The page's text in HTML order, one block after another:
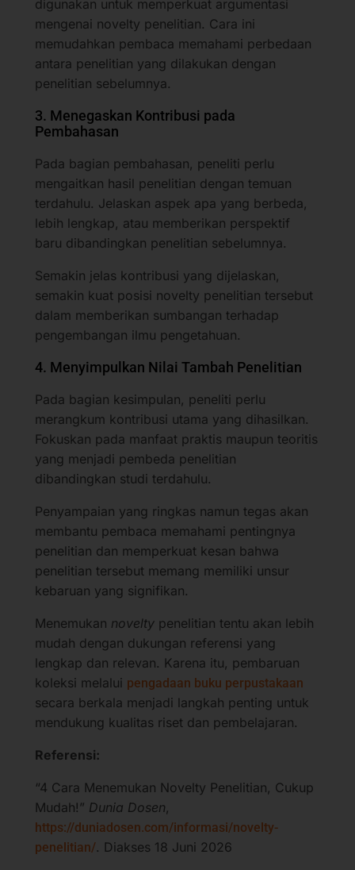
digunakan untuk memperkuat argumentasi
mengenai novelty penelitian. Cara ini
memudahkan pembaca memahami perbedaan
antara penelitian yang dilakukan dengan
penelitian sebelumnya.
3. Menegaskan Kontribusi pada
Pembahasan
Pada bagian pembahasan, peneliti perlu
mengaitkan hasil penelitian dengan temuan
terdahulu. Jelaskan aspek apa yang berbeda,
lebih lengkap, atau memberikan perspektif
baru dibandingkan penelitian sebelumnya.
Semakin jelas kontribusi yang dijelaskan,
semakin kuat posisi novelty penelitian tersebut
dalam memberikan sumbangan terhadap
pengembangan ilmu pengetahuan.
4. Menyimpulkan Nilai Tambah Penelitian
Pada bagian kesimpulan, peneliti perlu
merangkum kontribusi utama yang dihasilkan.
Fokuskan pada manfaat praktis maupun teoritis
yang menjadi pembeda penelitian
dibandingkan studi terdahulu.
Penyampaian yang ringkas namun tegas akan
membantu pembaca memahami pentingnya
penelitian dan memperkuat kesan bahwa
penelitian tersebut memang memiliki unsur
kebaruan yang signifikan.
Menemukan novelty penelitian tentu akan lebih
mudah dengan dukungan referensi yang
lengkap dan relevan. Karena itu, pembaruan
koleksi melalui pengadaan buku perpustakaan
secara berkala menjadi langkah penting untuk
mendukung kualitas riset dan pembelajaran.
Referensi:
“4 Cara Menemukan Novelty Penelitian, Cukup
Mudah!” Dunia Dosen,
https://duniadosen.com/informasi/novelty-
penelitian/. Diakses 18 Juni 2026